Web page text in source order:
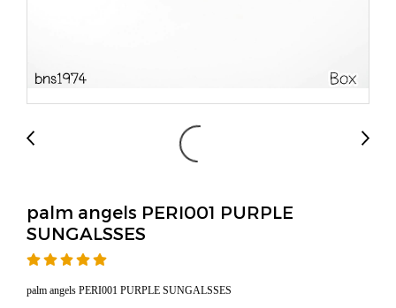
palm angels PERI001 PURPLE
SUNGALSSES
palm angels PERI001 PURPLE SUNGALSSES